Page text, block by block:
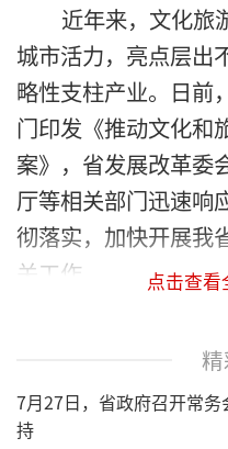
近年来，文化旅
城市活力，亮点层出
略性支柱产业。日前
门印发《推动文化和
案》，省发展改革委
厅等相关部门迅速响
彻落实，加快开展我
关工作。
际，抓紧研究起草我
更新实施方案，着重
乐设施、演艺设备、
点击查看
7月27日，省政府召开常务
持